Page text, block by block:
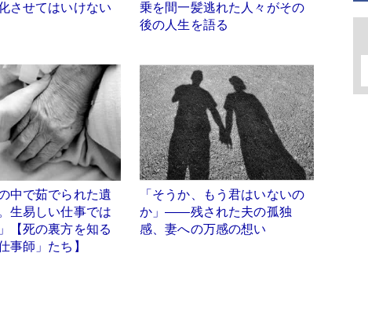
せてはいけない
乗を間一髪逃れた人々がその
後の人生を語る
中で茹でられた遺
生易しい仕事では
死の裏方を知る
事師」たち】
「そうか、もう君はいないの
か」――残された夫の孤独
感、妻への万感の想い